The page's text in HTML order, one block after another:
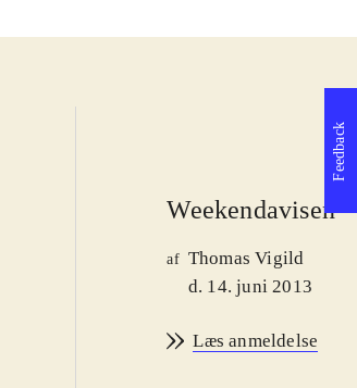
Weekendavisen
af Thomas Vigild
d. 14. juni 2013
Læs anmeldelse
Feedback